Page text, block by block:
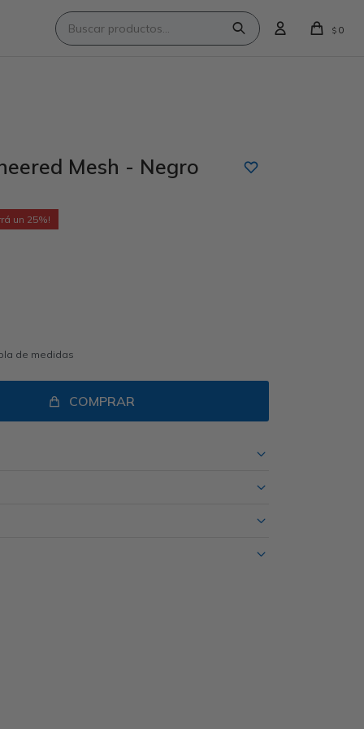
$ 0
Mesh - Negro
25
de medidas
COMPRAR